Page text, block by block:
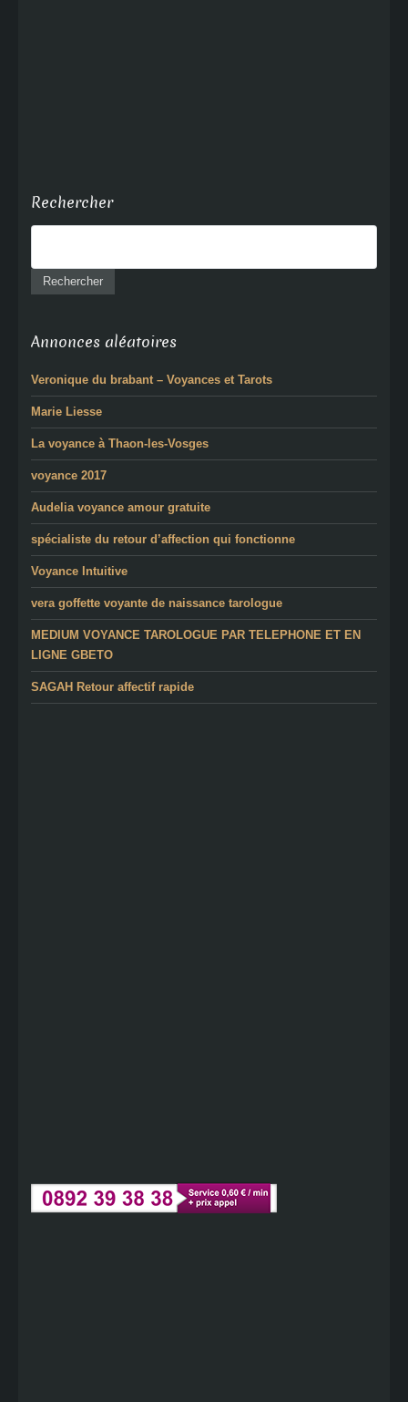
Rechercher
Annonces aléatoires
Veronique du brabant – Voyances et Tarots
Marie Liesse
La voyance à Thaon-les-Vosges
voyance 2017
Audelia voyance amour gratuite
spécialiste du retour d’affection qui fonctionne
Voyance Intuitive
vera goffette voyante de naissance tarologue
MEDIUM VOYANCE TAROLOGUE PAR TELEPHONE ET EN
LIGNE GBETO
SAGAH Retour affectif rapide